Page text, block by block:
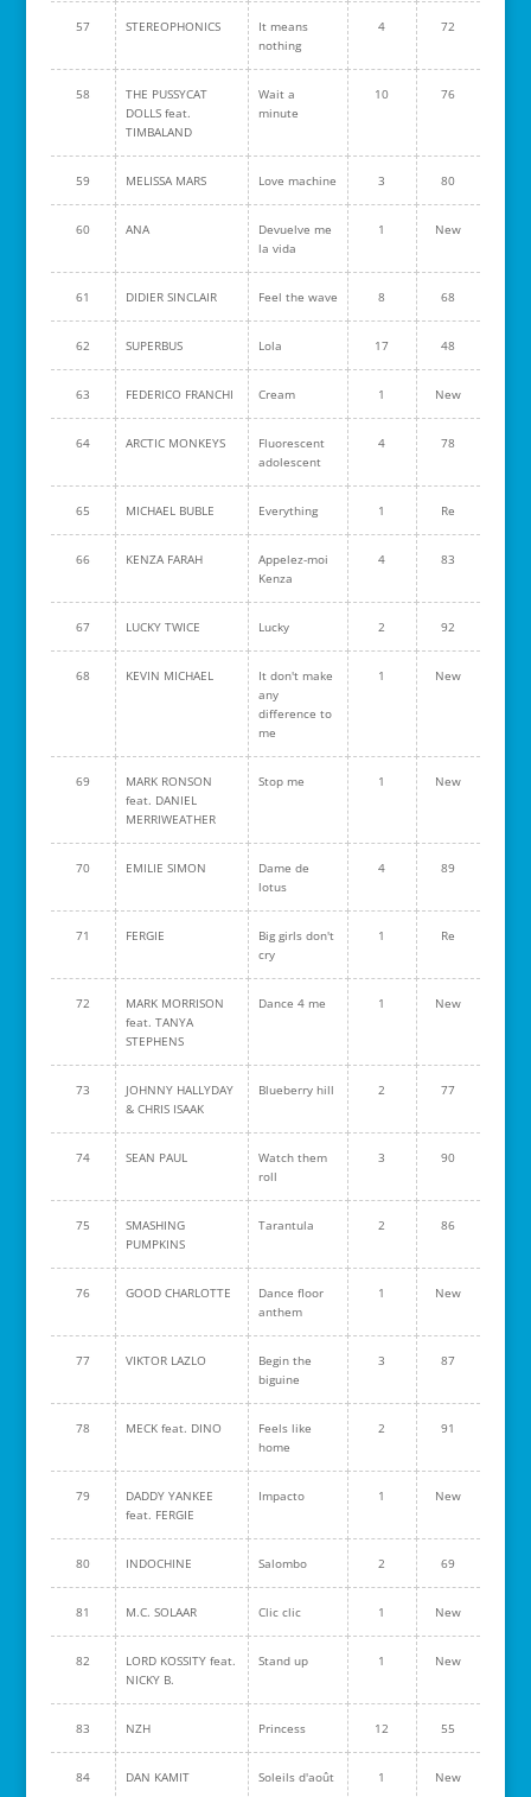
57 STEREOPHONICS
It means
nothing
4 72
58
THE PUSSYCAT
DOLLS feat.
TIMBALAND
Wait a
minute
10 76
59 MELISSA MARS Love machine 3 80
60 ANA
Devuelve me
la vida
1 New
61 DIDIER SINCLAIR Feel the wave 8 68
62 SUPERBUS Lola 17 48
63 FEDERICO FRANCHI Cream 1 New
64 ARCTIC MONKEYS
Fluorescent
adolescent
4 78
65 MICHAEL BUBLE Everything 1 Re
66 KENZA FARAH
Appelez-moi
Kenza
4 83
67 LUCKY TWICE Lucky 2 92
68 KEVIN MICHAEL
It don't make
any
difference to
me
1 New
69
MARK RONSON
feat. DANIEL
MERRIWEATHER
Stop me 1 New
70 EMILIE SIMON
Dame de
lotus
4 89
71 FERGIE
Big girls don't
cry
1 Re
72
MARK MORRISON
feat. TANYA
STEPHENS
Dance 4 me 1 New
73
JOHNNY HALLYDAY
& CHRIS ISAAK
Blueberry hill 2 77
74 SEAN PAUL
Watch them
roll
3 90
75
SMASHING
PUMPKINS
Tarantula 2 86
76 GOOD CHARLOTTE
Dance floor
anthem
1 New
77 VIKTOR LAZLO
Begin the
biguine
3 87
78 MECK feat. DINO
Feels like
home
2 91
79
DADDY YANKEE
feat. FERGIE
Impacto 1 New
80 INDOCHINE Salombo 2 69
81 M.C. SOLAAR Clic clic 1 New
82
LORD KOSSITY feat.
NICKY B.
Stand up 1 New
83 NZH Princess 12 55
84 DAN KAMIT Soleils d'août 1 New